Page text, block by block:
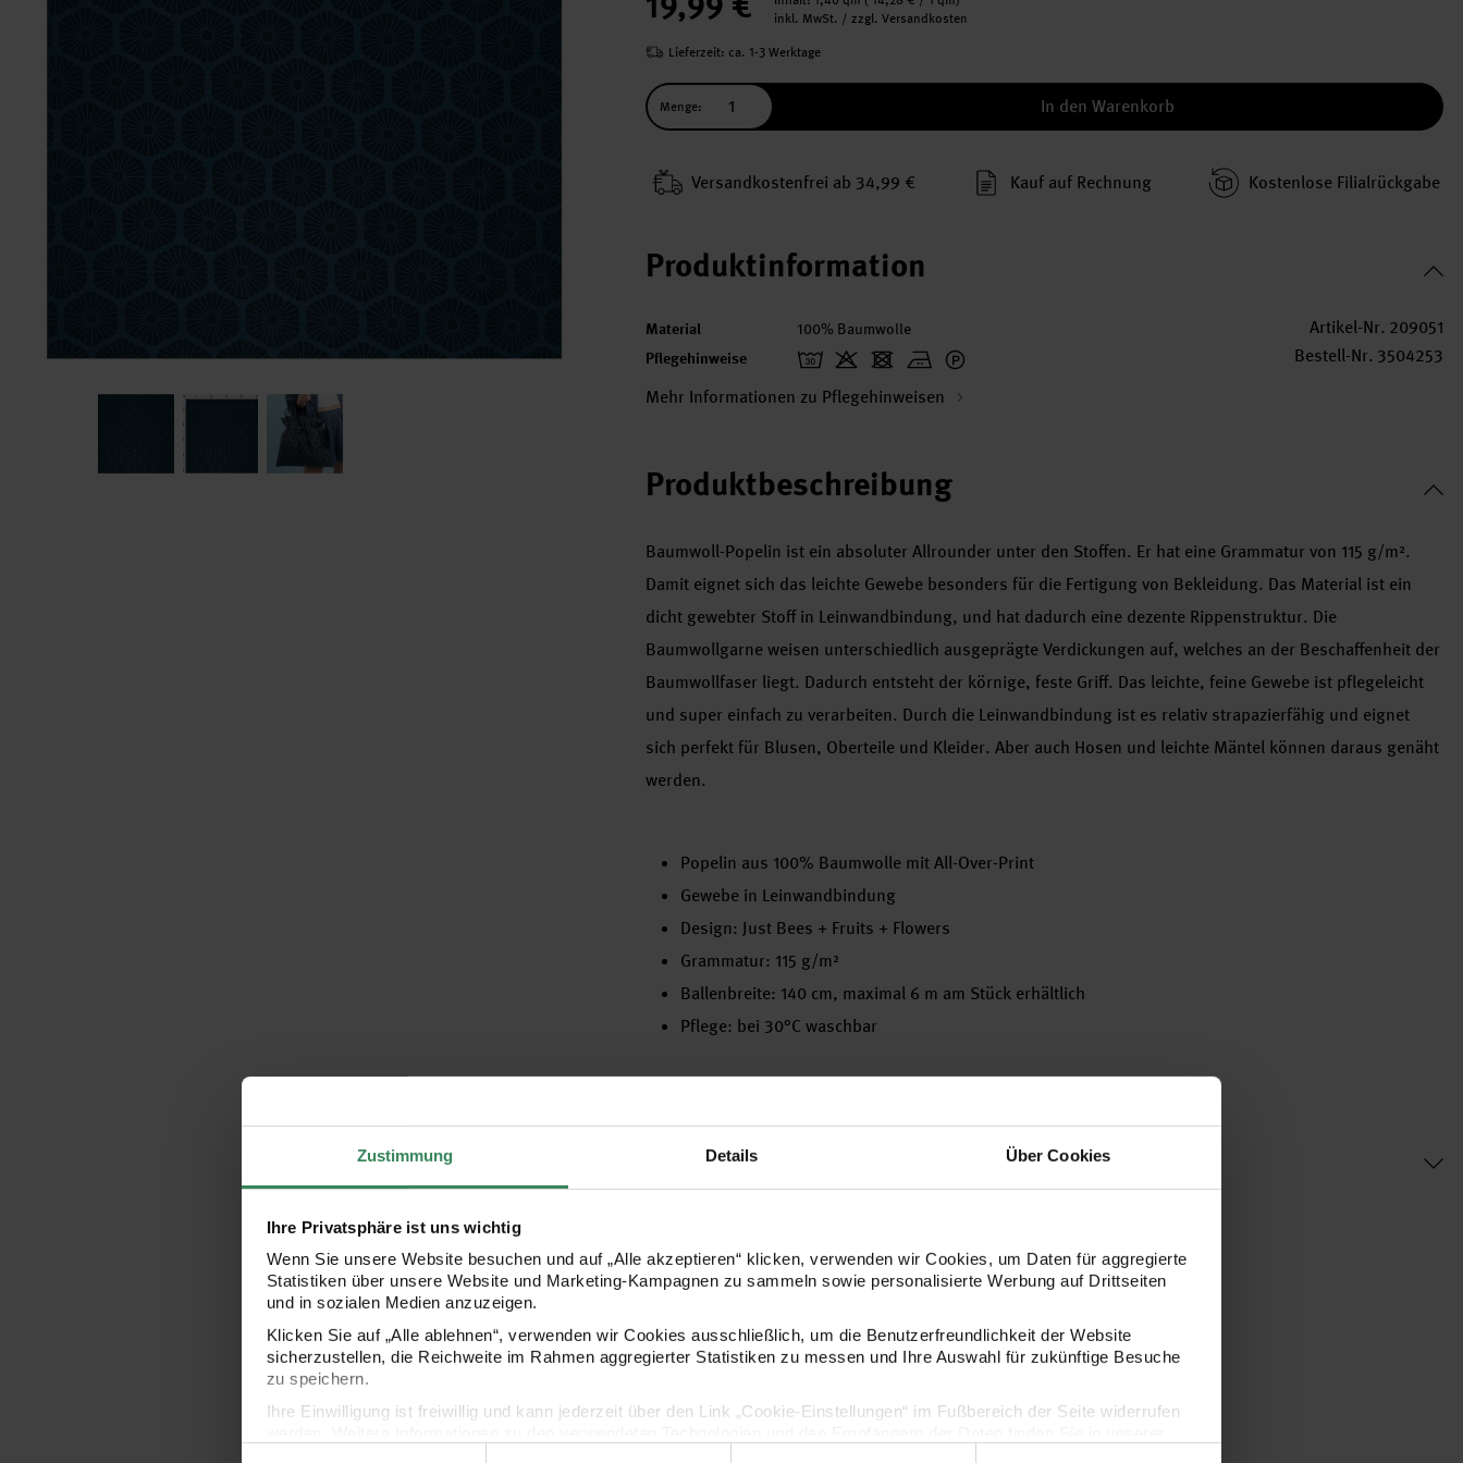
Zustimmung Details Über Cookies
Ihre Privatsphäre ist uns wichtig
Wenn Sie unsere Website besuchen und auf „Alle akzeptieren“ klicken, verwenden wir Cookies, um Daten für aggregierte
Statistiken über unsere Website und Marketing-Kampagnen zu sammeln sowie personalisierte Werbung auf Drittseiten
und in sozialen Medien anzuzeigen.
Klicken Sie auf „Alle ablehnen“, verwenden wir Cookies ausschließlich, um die Benutzerfreundlichkeit der Website
sicherzustellen, die Reichweite im Rahmen aggregierter Statistiken zu messen und Ihre Auswahl für zukünftige Besuche
zu speichern.
Ihre Einwilligung ist freiwillig und kann jederzeit über den Link „Cookie-Einstellungen“ im Fußbereich der Seite widerrufen
inkl. MwSt. / zzgl. Versandkosten
Lieferzeit: ca. 1-3 Werktage
Menge: In den Warenkorb
Versand­kosten­frei ab 34,99 € Kauf auf Rechnung Kosten­lose Filial­rückgabe
Produktinformation
Material 100% Baumwolle
Pflegehinweise
Mehr Informationen zu Pflegehinweisen
Artikel-Nr. 209051
Bestell-Nr. 3504253
Produktbeschreibung
Baumwoll-Popelin ist ein absoluter Allrounder unter den Stoffen. Er hat eine Grammatur von 115 g/m².
Damit eignet sich das leichte Gewebe besonders für die Fertigung von Bekleidung. Das Material ist ein
dicht gewebter Stoff in Leinwandbindung, und hat dadurch eine dezente Rippenstruktur. Die
Baumwollgarne weisen unterschiedlich ausgeprägte Verdickungen auf, welches an der Beschaffenheit der
Baumwollfaser liegt. Dadurch entsteht der körnige, feste Griff. Das leichte, feine Gewebe ist pflegeleicht
und super einfach zu verarbeiten. Durch die Leinwandbindung ist es relativ strapazierfähig und eignet
sich perfekt für Blusen, Oberteile und Kleider. Aber auch Hosen und leichte Mäntel können daraus genäht
werden.
Popelin aus 100% Baumwolle mit All-Over-Print
Gewebe in Leinwandbindung
Design: Just Bees + Fruits + Flowers
Grammatur: 115 g/m²
Ballenbreite: 140 cm, maximal 6 m am Stück erhältlich
Pflege: bei 30°C waschbar
Hersteller
Kaufempfehlung